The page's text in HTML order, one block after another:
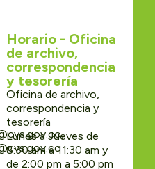
Horario - Oficina
de archivo,
correspondencia
y tesorería
Oficina de archivo,
correspondencia y
tesorería
Lunes a Jueves de
8:30 am a 11:30 am y
de 2:00 pm a 5:00 pm